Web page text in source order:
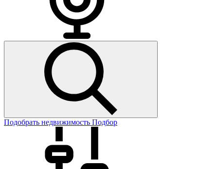
Подобрать недвижимость Подбор